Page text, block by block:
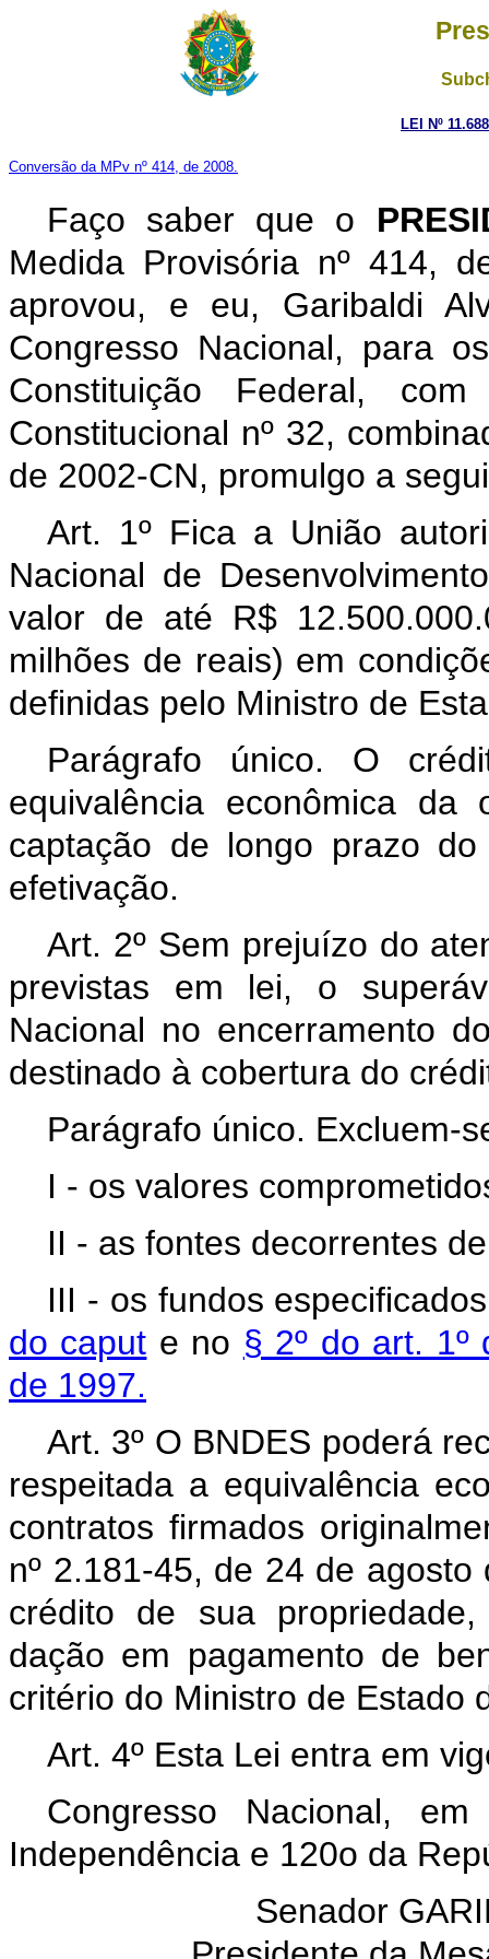
LEI Nº
Conversão da MPv nº 414, de 2008.
Faço saber que o
Medida Provisória nº 414,
aprovou, e eu, Garibaldi
Congresso Nacional, para
Constituição Federal,
Constitucional nº 32,
de 2002-CN, promulgo a
Art. 1º Fica a União
Nacional de
valor de até R$
milhões de reais) em
definidas pelo Ministro de
Parágrafo único. O
equivalência econômica
captação de longo prazo
efetivação.
Art. 2º Sem prejuízo do
previstas em lei, o
Nacional no encerramento
destinado à cobertura do
Parágrafo único. Excluem-
I - os valores
II - as fontes decorrentes
III - os fundos
do caput e no § 2º do art. 1º
de 1997.
Art. 3º O BNDES poderá
respeitada a equivalência
contratos firmados
nº 2.181-45, de 24 de
crédito de sua
dação em pagamento de
critério do Ministro de Estado
Art. 4º Esta Lei entra em
Congresso Nacional,
Independência e 120o da
Senador